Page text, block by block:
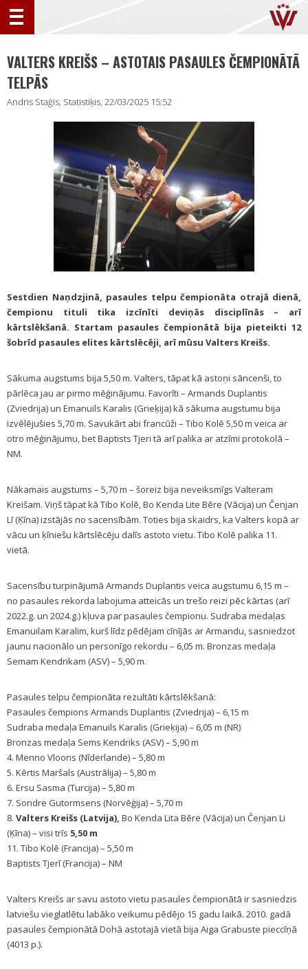
VALTERS KREIŠS – ASTOTAIS PASAULES ČEMPIONĀTĀ
TELPĀS
Andris Staģis, Statistiķis, 22/03/2025 15:52
Sestdien Naņdzjinā, pasaules telpu čempionāta otrajā dienā,
čempionu tituli tika izcīnīti deviņās disciplīnās – arī
kārtslēkšanā. Startam pasaules čempionātā bija pieteikti 12
šobrīd pasaules elites kārtslēcēji, arī mūsu Valters Kreišs.
Sākuma augstums bija 5,50 m. Valters, tāpat kā astoņi sāncenši, to
pārlēca jau ar pirmo mēģinājumu. Favorīti – Armands Duplantis
(Zviedrija) un Emanuils Karalis (Grieķija) kā sākuma augstumu bija
izvēlējušies 5,70 m. Savukārt abi francūži – Tibo Kolē 5,50 m veica ar
otro mēģinājumu, bet Baptists Tjeri tā arī palika ar atzīmi protokolā –
NM.
Nākamais augstums – 5,70 m – šoreiz bija neveiksmīgs Valteram
Kreišam. Viņš tāpat kā Tibo Kolē, Bo Kenda Lite Bēre (Vācija) un Čenjan
Lī (Ķīna) izstājās no sacensībām. Toties bija skaidrs, ka Valters kopā ar
vācu un ķīniešu kārtslēcēju dalīs astoto vietu. Tibo Kolē palika 11.
vietā.
Sacensību turpinājumā Armands Duplantis veica augstumu 6,15 m –
no pasaules rekorda labojuma atteicās un trešo reizi pēc kārtas (arī
2022.g. un 2024.g.) kļuva par pasaules čempionu. Sudraba medaļas
Emanuilam Karalim, kurš līdz pēdējam cīnījās ar Armandu, sasniedzot
jaunu nacionālo un personīgo rekordu – 6,05 m. Bronzas medaļa
Semam Kendrikam (ASV) – 5,90 m.
Pasaules telpu čempionāta rezultāti kārtslēkšanā:
Pasaules čempions Armands Duplantis (Zviedrija) – 6,15 m
Sudraba medaļa Emanuils Karalis (Grieķija) – 6,05 m (NR)
Bronzas medaļa Sems Kendriks (ASV) – 5,90 m
4. Menno Vloons (Nīderlande) – 5,80 m
5. Kērtis Maršals (Austrālija) – 5,80 m
6. Ersu Sasma (Turcija) – 5,80 m
7. Sondre Gutormsens (Norvēģija) – 5,70 m
8. Valters Kreišs (Latvija), Bo Kenda Lita Bēre (Vācija) un Čenjan Li
(Ķīna) – visi trīs 5,50 m
11. Tibo Kolē (Francija) – 5,50 m
Baptists Tjerī (Francija) – NM
Valters Kreišs ar savu astoto vietu pasaules čempionātā ir sasniedzis
latviešu vieglatlētu labāko veikumu pēdējo 15 gadu laikā. 2010. gadā
pasaules čempionātā Dohā astotajā vietā bija Aiga Grabuste pieccīņā
(4013 p.).